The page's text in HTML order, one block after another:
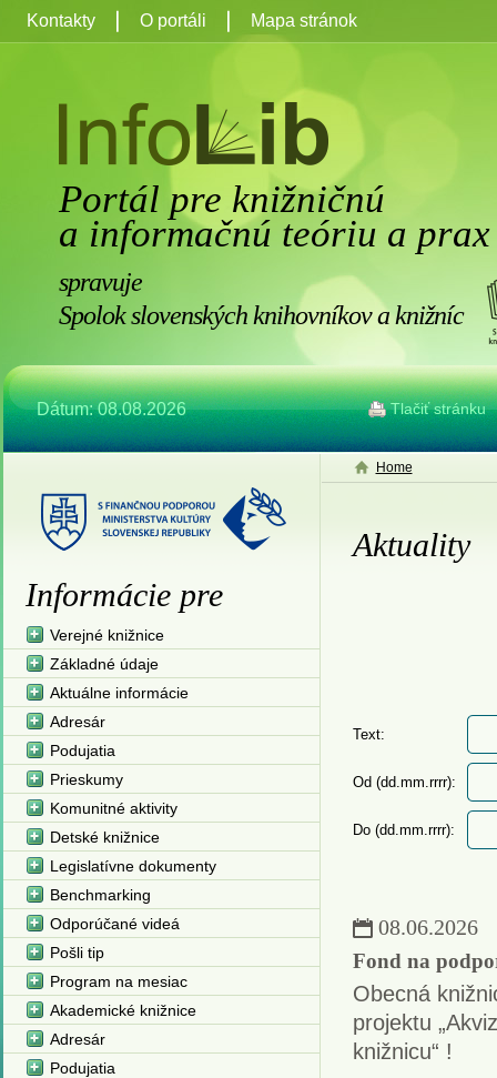
Portál pre knižničnú
a informačnú teóriu a prax
spravuje
Spolok slovenských knihovníkov a knižníc
Dátum: 08.08.2026 Tlačiť stránku
Kontakty O portáli Mapa stránok
Home
Aktuality
Text:
Od (dd.mm.rrrr):
Do (dd.mm.rrrr):
08.06.2026
Fond na
Obecná
projektu
knižnicu“ !
Informácie pre
Verejné knižnice
Základné údaje
Aktuálne informácie
Adresár
Podujatia
Prieskumy
Komunitné aktivity
Detské knižnice
Legislatívne dokumenty
Benchmarking
Odporúčané videá
Pošli tip
Program na mesiac
Akademické knižnice
Adresár
Podujatia